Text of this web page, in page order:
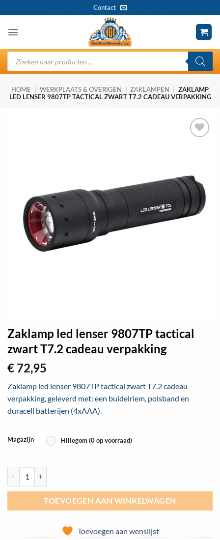
naar
inhoud
Contact
Producten
zoeken
HOME WERKPLAATS & OVERIGEN ZAKLAMPEN
ZAKLAMP
LED LENSER 9807TP TACTICAL ZWART T7.2 CADEAU VERPAKKING
Zaklamp led lenser 9807TP tactical
zwart T7.2 cadeau verpakking
€ 72,95
Zaklamp led lenser 9807TP tactical zwart T7.2 cadeau
verpakking, geleverd met: een buidelriem, polsband en
duracell batterijen (4xAAA).
Magazijn Hillegom (0 op voorraad)
TOEVOEGEN AAN WINKELWAGEN
Toevoegen aan wenslijst